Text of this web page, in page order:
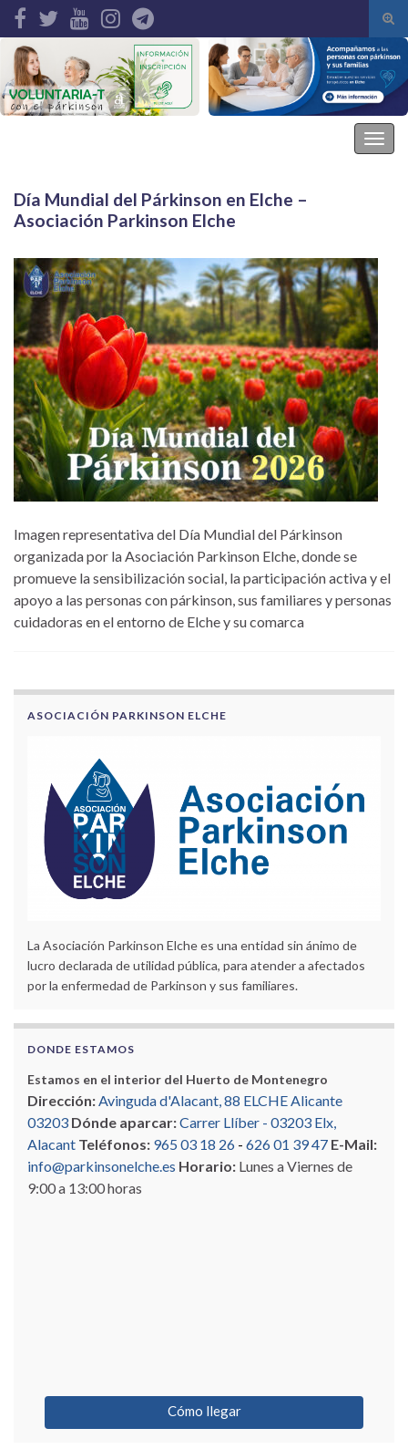
de
Search for:
Día Mundial del Párkinson en Elche –
Asociación Parkinson Elche
Imagen representativa del Día Mundial del Párkinson
organizada por la Asociación Parkinson Elche, donde se
promueve la sensibilización social, la participación activa y el
apoyo a las personas con párkinson, sus familiares y personas
cuidadoras en el entorno de Elche y su comarca
ASOCIACIÓN PARKINSON ELCHE
La Asociación Parkinson Elche es una entidad sin ánimo de
lucro declarada de utilidad pública, para atender a afectados
por la enfermedad de Parkinson y sus familiares.
DONDE ESTAMOS
Estamos en el interior del Huerto de Montenegro
Dirección:Avinguda d'Alacant, 88 ELCHE Alicante
03203 Dónde aparcar:Carrer Llíber - 03203 Elx,
Alacant Teléfonos: 965 03 18 26 - 626 01 39 47 E-Mail:
info@parkinsonelche.es Horario: Lunes a Viernes de
9:00 a 13:00 horas
Cómo llegar